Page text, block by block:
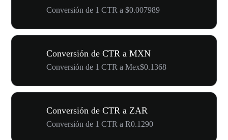
Conversión de 1 CTR a $0.007989
Conversión de CTR a MXN
Conversión de 1 CTR a Mex$0.1368
Conversión de CTR a ZAR
Conversión de 1 CTR a R0.1290